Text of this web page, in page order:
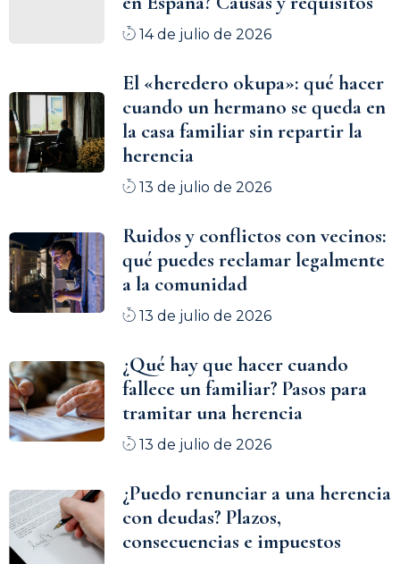
14 de julio de 2026
El «heredero okupa»: qué hacer
cuando un hermano se queda en
la casa familiar sin repartir la
herencia
13 de julio de 2026
Ruidos y conflictos con vecinos:
qué puedes reclamar legalmente
a la comunidad
13 de julio de 2026
¿Qué hay que hacer cuando
fallece un familiar? Pasos para
tramitar una herencia
13 de julio de 2026
¿Puedo renunciar a una herencia
con deudas? Plazos,
consecuencias e impuestos